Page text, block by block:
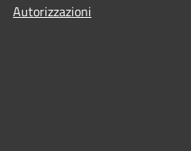
Autorizzazioni